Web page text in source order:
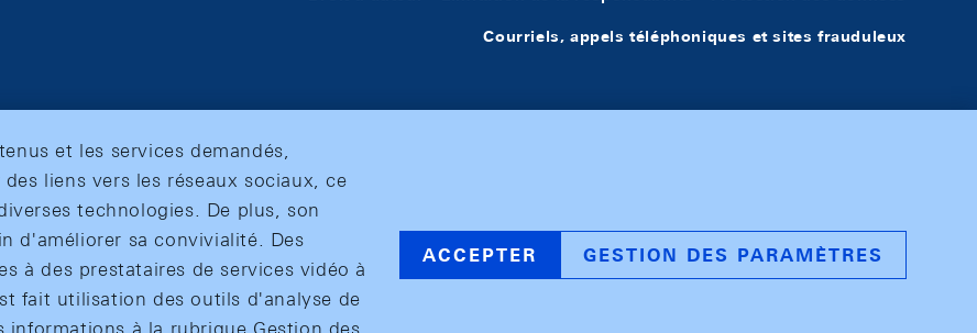
Courriels, appels téléphoniques et sites frauduleux
et les services demandés,
liens vers les réseaux sociaux, ce
technologies. De plus, son
d'améliorer sa convivialité. Des
à des prestataires de services vidéo à
fait utilisation des outils d'analyse de
ACCEPTER GESTION DES PARAMÈTRES